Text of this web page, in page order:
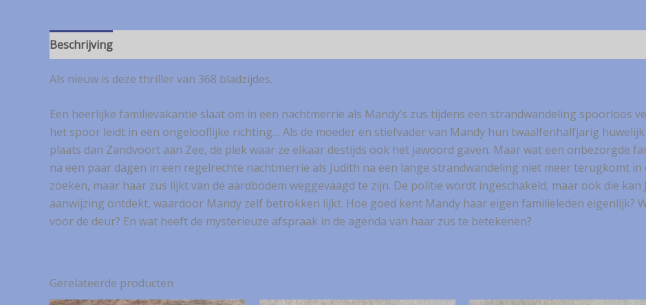
Beschrijving
Als nieuw is deze thriller van 368 bladzijdes.
Een heerlijke familievakantie slaat om in een nachtmerrie als Mandy’s zus tijdens een strandwandeling spoorloos
het spoor leidt in een ongelooflijke richting… Als de moeder en stiefvader van Mandy hun twaalfenhalfjarig
plaats dan Zandvoort aan Zee, de plek waar ze elkaar destijds ook het jawoord gaven. Maar wat een onbezorgde
na een paar dagen in een regelrechte nachtmerrie als Judith na een lange strandwandeling niet meer terugkomt
zoeken, maar haar zus lijkt van de aardbodem weggevaagd te zijn. De politie wordt ingeschakeld, maar ook die
aanwijzing ontdekt, waardoor Mandy zelf betrokken lijkt. Hoe goed kent Mandy haar eigen familieleden eigenlijk?
voor de deur? En wat heeft de mysterieuze afspraak in de agenda van haar zus te betekenen?
Gerelateerde producten